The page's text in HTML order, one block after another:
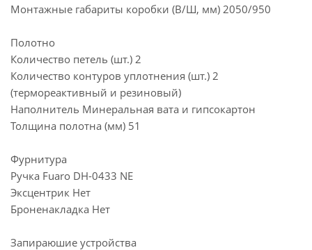
Монтажные габариты коробки (В/Ш, мм) 2050/950
Полотно
Количество петель (шт.) 2
Количество контуров уплотнения (шт.) 2
(термореактивный и резиновый)
Наполнитель Минеральная вата и гипсокартон
Толщина полотна (мм) 51
Фурнитура
Ручка Fuaro DH-0433 NE
Эксцентрик Нет
Броненакладка Нет
Запираюшие устройства